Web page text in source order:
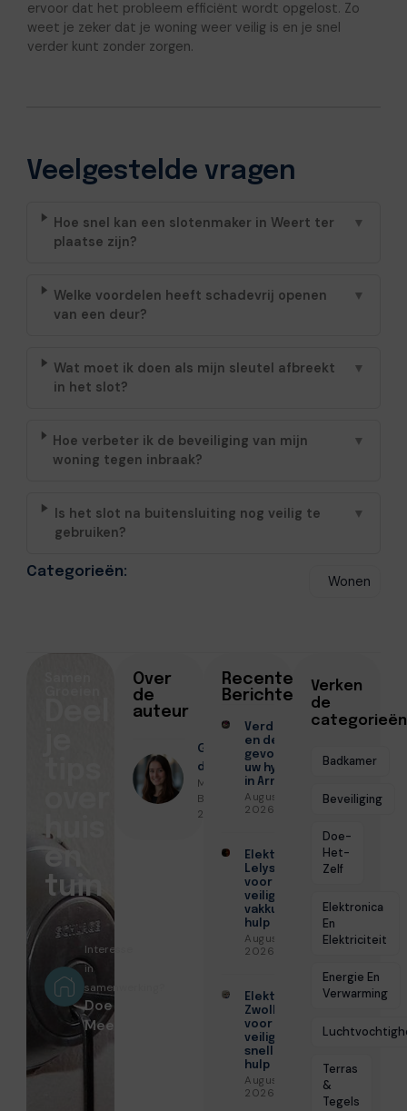
ervoor dat het probleem efficiënt wordt opgelost. Zo
weet je zeker dat je woning weer veilig is en je snel
verder kunt zonder zorgen.
Veelgestelde vragen
Hoe snel kan een slotenmaker in Weert ter
plaatse zijn?
▼
Welke voordelen heeft schadevrij openen
van een deur?
▼
Wat moet ik doen als mijn sleutel afbreekt
in het slot?
▼
Hoe verbeter ik de beveiliging van mijn
woning tegen inbraak?
▼
Is het slot na buitensluiting nog veilig te
gebruiken?
▼
Categorieën:
Wonen
Over
de
auteur
Geschreven
door
Milou De
Bruin ● Mei
28, 2026
Recente
Berichten
Verduurzamen
en de
gevolgen voor
uw hypotheek
in Arnhem
Augustus 7,
2026
Elektricien
Lelystad
voor
veilige en
vakkundige
hulp
Augustus 6,
2026
Elektricien
Zwolle
voor
veilige en
snelle
hulp
Augustus 6,
2026
Verken
de
categorieën
Badkamer
Beveiliging
Doe-
Het-
Zelf
Elektronica
En
Elektriciteit
Energie En
Verwarming
Terras
&
Tegels
huis
en
tuin
Interesse
in
samenwerking?
Doe
Mee!